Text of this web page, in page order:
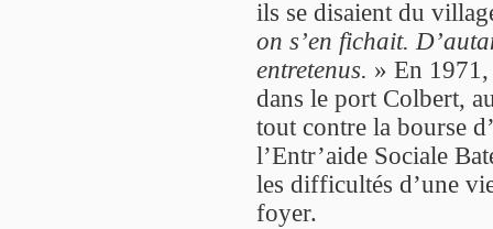
ils se disaient du
on s’en fichait.
entretenus. » En 1971,
dans le port Colbert,
tout contre la bourse
l’Entr’aide Sociale
les difficultés d’une
foyer.